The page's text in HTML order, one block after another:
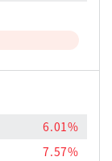
6.01%
7.57%